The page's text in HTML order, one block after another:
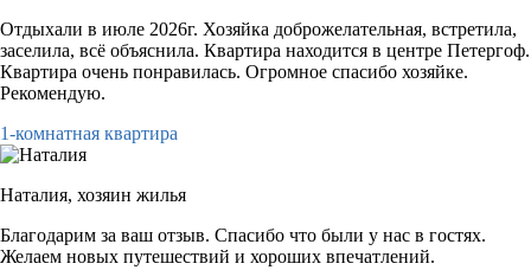
Отдыхали в июле 2026г. Хозяйка доброжелательная, встретила,
заселила, всё объяснила. Квартира находится в центре Петергоф.
Квартира очень понравилась. Огромное спасибо хозяйке.
Рекомендую.
1-комнатная квартира
Наталия, хозяин жилья
Благодарим за ваш отзыв. Спасибо что были у нас в гостях.
Желаем новых путешествий и хороших впечатлений.